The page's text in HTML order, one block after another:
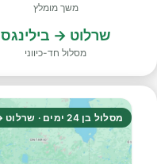
משך מומלץ
שרלוט → בילינגס
מסלול חד-כיווני
מסלול בן 24 ימים · שרלוט → בילינגס